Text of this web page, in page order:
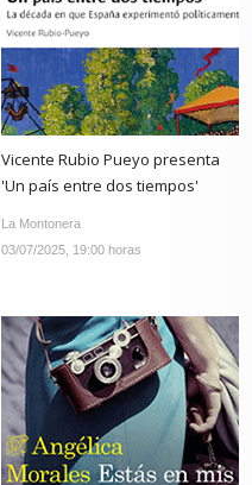
Vicente Rubio Pueyo presenta
'Un país entre dos tiempos'
La Montonera
03/07/2025, 19:00 horas